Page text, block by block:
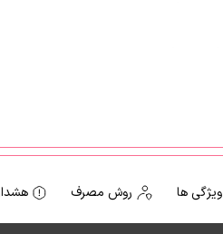
ویژگی ها روش مصرف